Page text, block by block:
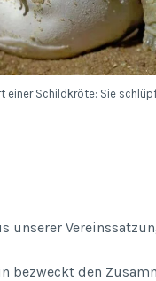
einer Schildkröte: Sie
unserer
bezweckt den